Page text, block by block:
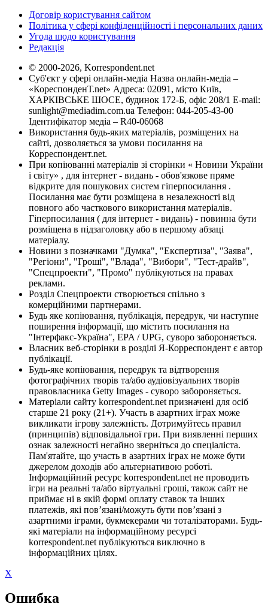
Договір користування сайтом
Політика у сфері конфіденційності і персональних даних
Угода щодо користування
Редакція
© 2000-2026, Korrespondent.net
Суб'єкт у сфері онлайн-медіа Назва онлайн-медіа –
«КореспонденТ.net» Адреса: 02091, місто Київ,
ХАРКІВСЬКЕ ШОСЕ, будинок 172-Б, офіс 208/1 E-mail:
sunlight@mediadim.com.ua Телефон: 044-205-43-00
Ідентифікатор медіа – R40-06068
Використання будь-яких матеріалів, розміщених на
сайті, дозволяється за умови посилання на
Корреспондент.net.
При копіюванні матеріалів зі сторінки « Новини України
і світу» , для інтернет - видань - обов'язкове пряме
відкрите для пошукових систем гіперпосилання .
Посилання має бути розміщена в незалежності від
повного або часткового використання матеріалів.
Гіперпосилання ( для інтернет - видань) - повинна бути
розміщена в підзаголовку або в першому абзаці
матеріалу.
Новини з позначками "Думка", "Експертиза", "Заява",
"Регіони", "Гроші", "Влада", "Вибори", "Тест-драйв",
"Спецпроекти", "Промо" публікуються на правах
реклами.
Розділ Спецпроекти створюється спільно з
комерційними партнерами.
Будь яке копіювання, публікація, передрук, чи наступне
поширення інформації, що містить посилання на
"Інтерфакс-Україна", EPA / UPG, суворо забороняється.
Власник веб-сторінки в розділі Я-Корреспондент є автор
публікації.
Будь-яке копіювання, передрук та відтворення
фотографічних творів та/або аудіовізуальних творів
правовласника Getty Images - суворо забороняється.
Матеріали сайту korrespondent.net призначені для осіб
старше 21 року (21+). Участь в азартних іграх може
викликати ігрову залежність. Дотримуйтесь правил
(принципів) відповідальної гри. При виявленні перших
ознак залежності негайно зверніться до спеціаліста.
Пам'ятайте, що участь в азартних іграх не може бути
джерелом доходів або альтернативою роботі.
Інформаційний ресурс korrespondent.net не проводить
ігри на реальні та/або віртуальні гроші, також сайт не
приймає ні в якій формі оплату ставок та інших
платежів, які пов’язані/можуть бути пов’язані з
азартними іграми, букмекерами чи тоталізаторами. Будь-
які матеріали на інформаційному ресурсі
korrespondent.net публікуються виключно в
інформаційних цілях.
X
Ошибка